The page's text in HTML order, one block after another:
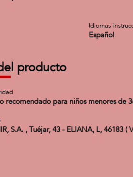
Idiomas
Español
producto
recomendado para niños menores
S.A. , Tuéjar, 43 - ELIANA, L, 46183 (